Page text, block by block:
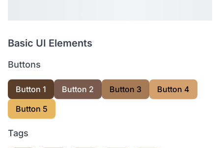
Basic UI Elements
Buttons
Button 1 Button 2 Button 3
Button 4
Button 5
Tags